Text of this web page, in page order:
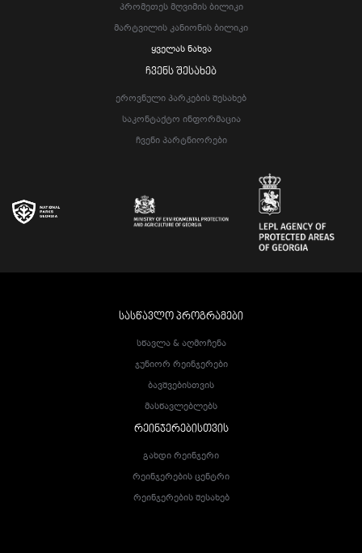
Პრომეთეს Მღვიმის Ბილიკი
Მარტვილის Კანიონის Ბილიკი
Ყველას Ნახვა
ᲩᲕᲔᲜᲡ ᲨᲔᲡᲐᲮᲔᲑ
Ეროვნული Პარკების Შესახებ
Საკონტაქტო Ინფორმაცია
Ჩვენი Პარტნიორები
ᲡᲐᲡᲬᲐᲕᲚᲝ ᲞᲠᲝᲒᲠᲐᲛᲔᲑᲘ
Სწავლა & Აღმოჩენა
Ჯუნიორ Რეინჯერები
Ბავშვებისთვის
Მასწავლებლებს
ᲠᲔᲘᲜᲯᲔᲠᲔᲑᲘᲡᲗᲕᲘᲡ
Გახდი Რეინჯერი
Რეინჯერების Ცენტრი
Რეინჯერების Შესახებ